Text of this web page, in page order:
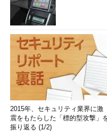
2015年、セキュリティ業界に激
震をもたらした「標的型攻撃」
振り返る (1/2)